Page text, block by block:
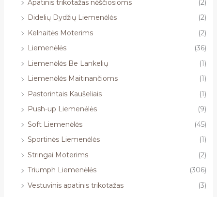
Apatinis trikotažas nėščiosioms
(2)
Didelių Dydžių Liemenėlės
(2)
Kelnaitės Moterims
(2)
Liemenėlės
(36)
Liemenėlės Be Lankelių
(1)
Liemenėlės Maitinančioms
(1)
Pastorintais Kaušeliais
(1)
Push-up Liemenėlės
(9)
Soft Liemenėlės
(45)
Sportinės Liemenėlės
(1)
Stringai Moterims
(2)
Triumph Liemenėlės
(306)
Vestuvinis apatinis trikotažas
(3)